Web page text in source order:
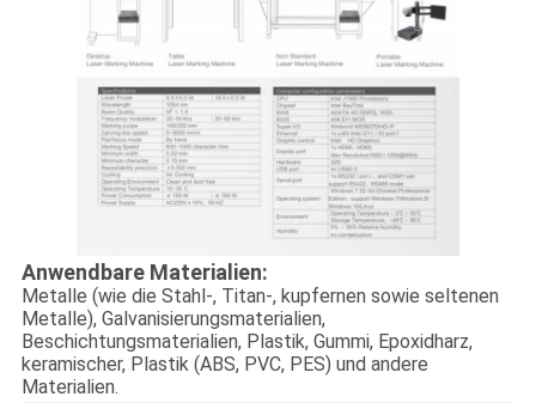
Anwendbare Materialien:
Metalle (wie die Stahl-, Titan-, kupfernen sowie seltenen
Metalle), Galvanisierungsmaterialien,
Beschichtungsmaterialien, Plastik, Gummi, Epoxidharz,
keramischer, Plastik (ABS, PVC, PES) und andere
Materialien.